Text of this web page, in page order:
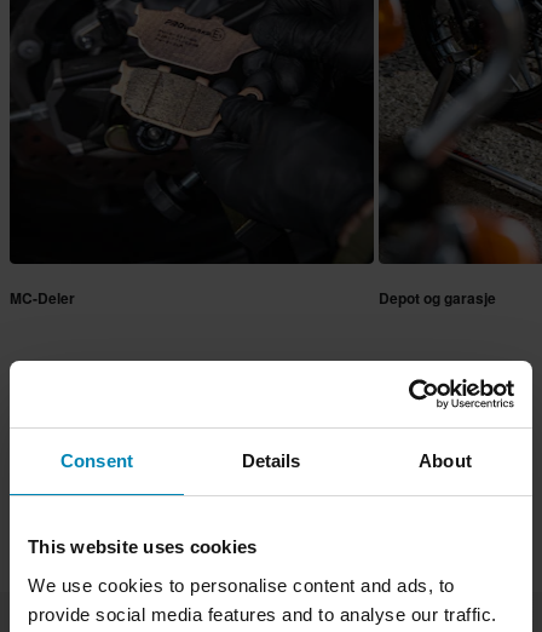
Consent Details About
This website uses cookies
We use cookies to personalise content and ads, to
provide social media features and to analyse our traffic.
MC-Deler Depot og garasje
Kjedeverktøy